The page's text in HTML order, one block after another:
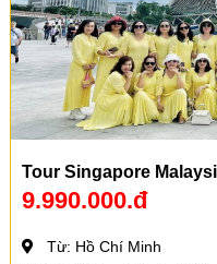
Tour Singapore
9.990.000.đ
Từ: Hồ Chí Minh